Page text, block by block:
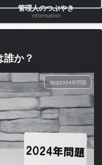
管理人のつぶやき
information
か？
物流2024年問題